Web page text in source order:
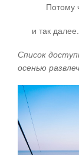
Потому
и так далее.
Список
осенью